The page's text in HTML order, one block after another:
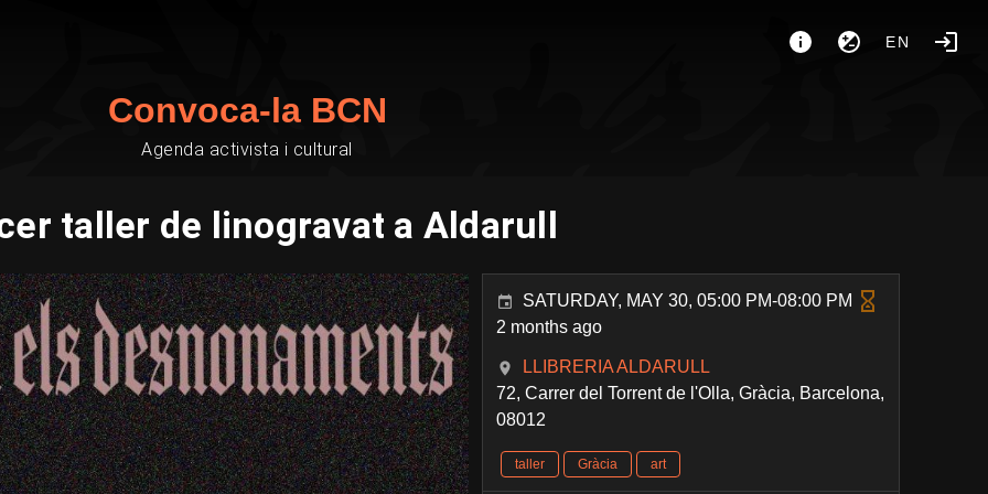
EN
Convoca-la BCN
Agenda activista i cultural
taller de linogravat a Aldarull
SATURDAY, MAY 30, 05:00 PM-08:00 PM
2 months ago
LLIBRERIA ALDARULL
72, Carrer del Torrent de l'Olla, Gràcia, Barcelona,
08012
taller Gràcia art